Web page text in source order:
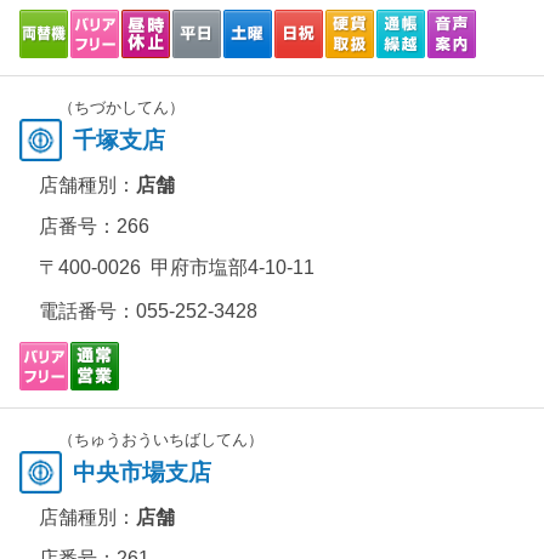
（ちづかしてん）
千塚支店
店舗種別： 店舗
店番号：266
〒400-0026 甲府市塩部4-10-11
電話番号： 055-252-3428
（ちゅうおういちばしてん）
中央市場支店
店舗種別： 店舗